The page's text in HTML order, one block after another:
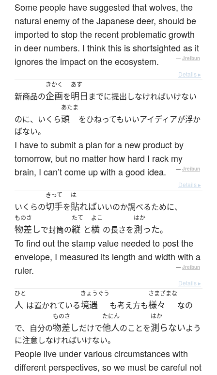
Some people have suggested that wolves, the
natural enemy of the Japanese deer, should be
imported to stop the recent problematic growth
in deer numbers. I think this is shortsighted as it
ignores the impact on the ecosystem.
— Jreibun
Details ▸
新商品の
きかく
企画を
あす
明日 までに提出しなければいけない
のに、いくら
あたま
頭
をひねってもいいアイディアが浮か
ばない。
I have to submit a plan for a new product by
tomorrow, but no matter how hard I rack my
brain, I can’t come up with a good idea.
— Jreibun
Details ▸
いくらの
きって
切手を
は
貼ればいいのか調べるために、
ものさ
物差しで封筒の
たて
縦 と
よこ
横 の長さを
はか
測った。
To find out the stamp value needed to post the
envelope, I measured its length and width with a
ruler.
— Jreibun
Details ▸
ひと
人 は置かれている
きょうぐう
境遇 も考え方も
さまざまな
様々 なの
で、自分の
ものさ
物差しだけで
たにん
他人のことを
はか
測らないよう
に注意しなければいけない。
People live under various circumstances with
different perspectives, so we must be careful not